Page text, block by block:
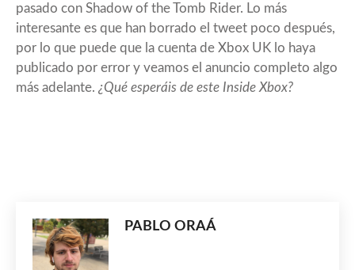
pasado con Shadow of the Tomb Rider. Lo más
interesante es que han borrado el tweet poco después,
por lo que puede que la cuenta de Xbox UK lo haya
publicado por error y veamos el anuncio completo algo
más adelante. ¿Qué esperáis de este Inside Xbox?
PABLO ORAÁ